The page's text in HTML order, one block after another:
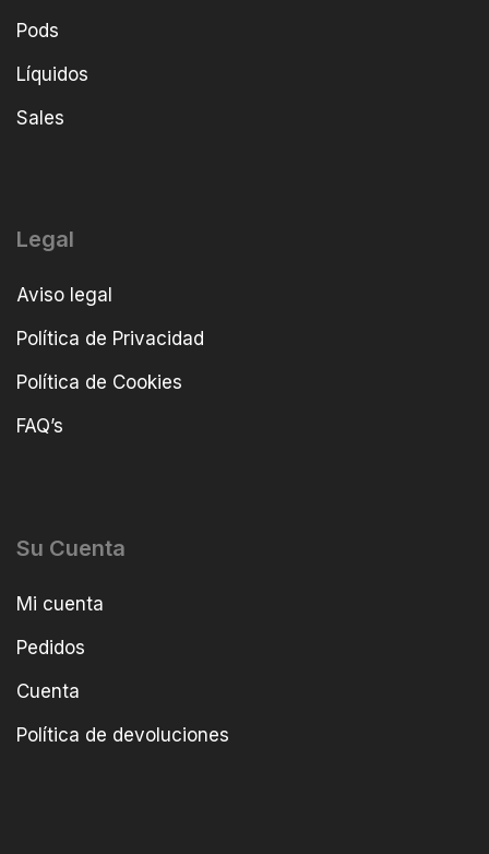
Pods
Líquidos
Sales
Legal
Aviso legal
Política de Privacidad
Política de Cookies
FAQ’s
Su Cuenta
Mi cuenta
Pedidos
Cuenta
Política de devoluciones